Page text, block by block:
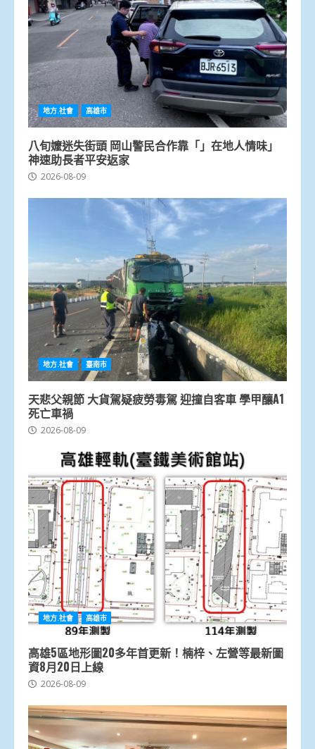
地方.社會 高雄市
八旬嬤迷失街頭 岡山警民合作靠「」在地人情味」
神速助長者平安返家
2026-08-09
地方.社會 臺南市
天悲父親節 大貨駕疑疲勞毒駕 迎撞自客車 學甲釀A1
死亡車禍
2026-08-09
地方.社會 高雄市
高雄5區地形圖20多年首更新！楠梓、左營等最新圖
資8月20日上線
2026-08-09